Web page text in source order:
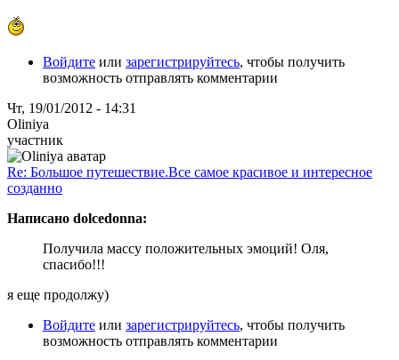
Войдите или зарегистрируйтесь, чтобы получить
возможность отправлять комментарии
Чт, 19/01/2012 - 14:31
Oliniya
участник
Re: Большое путешествие.Все самое красивое и интересное
созданно
Написано dolcedonna:
Получила массу положительных эмоций! Оля,
спасибо!!!
я еще продолжу)
Войдите или зарегистрируйтесь, чтобы получить
возможность отправлять комментарии